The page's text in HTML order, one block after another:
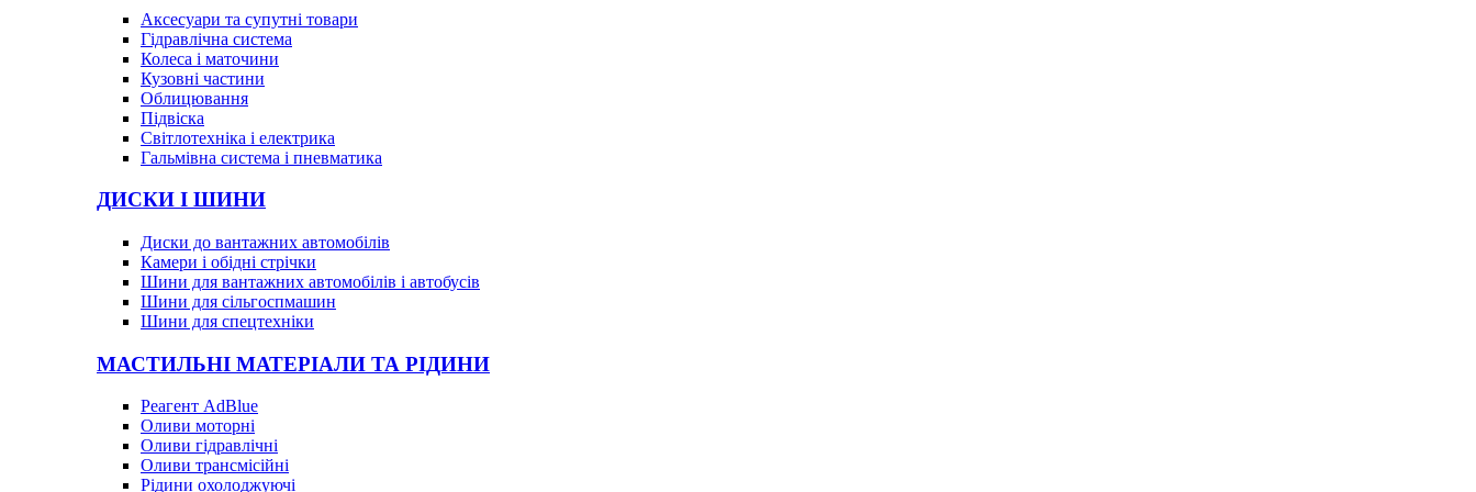
Аксесуари та супутні товари
Гідравлічна система
Колеса і маточини
Кузовні частини
Облицювання
Підвіска
Світлотехніка і електрика
Гальмівна система і пневматика
ДИСКИ І ШИНИ
Диски до вантажних автомобілів
Камери і обідні стрічки
Шини для вантажних автомобілів і автобусів
Шини для сільгоспмашин
Шини для спецтехніки
МАСТИЛЬНІ МАТЕРІАЛИ ТА РІДИНИ
Реагент AdBlue
Оливи моторні
Оливи гідравлічні
Оливи трансмісійні
Рідини охолоджуючі